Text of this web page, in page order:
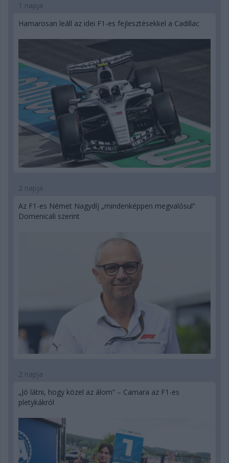
1 napja
Hamarosan leáll az idei F1-es fejlesztésekkel a Cadillac
2 napja
Az F1-es Német Nagydíj „mindenképpen megvalósul”
Domenicali szerint
2 napja
„Jó látni, hogy közel az álom” – Camara az F1-es
pletykákról